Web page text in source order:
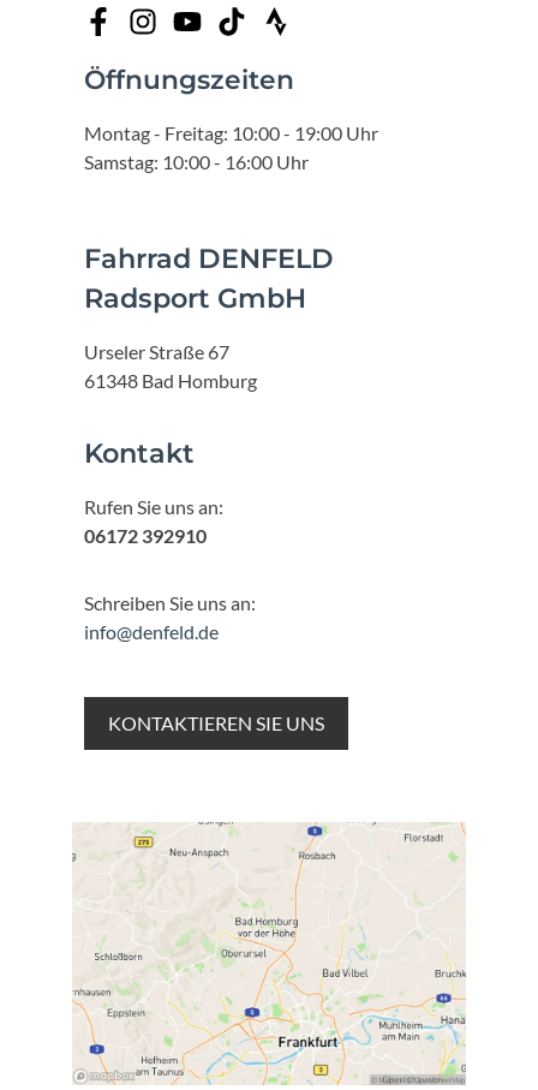
Öffnungszeiten
Montag - Freitag: 10:00 - 19:00 Uhr
Samstag: 10:00 - 16:00 Uhr
Fahrrad DENFELD
Radsport GmbH
Urseler Straße 67
61348 Bad Homburg
Kontakt
Rufen Sie uns an:
06172 392910
Schreiben Sie uns an:
info@denfeld.de
KONTAKTIEREN SIE UNS